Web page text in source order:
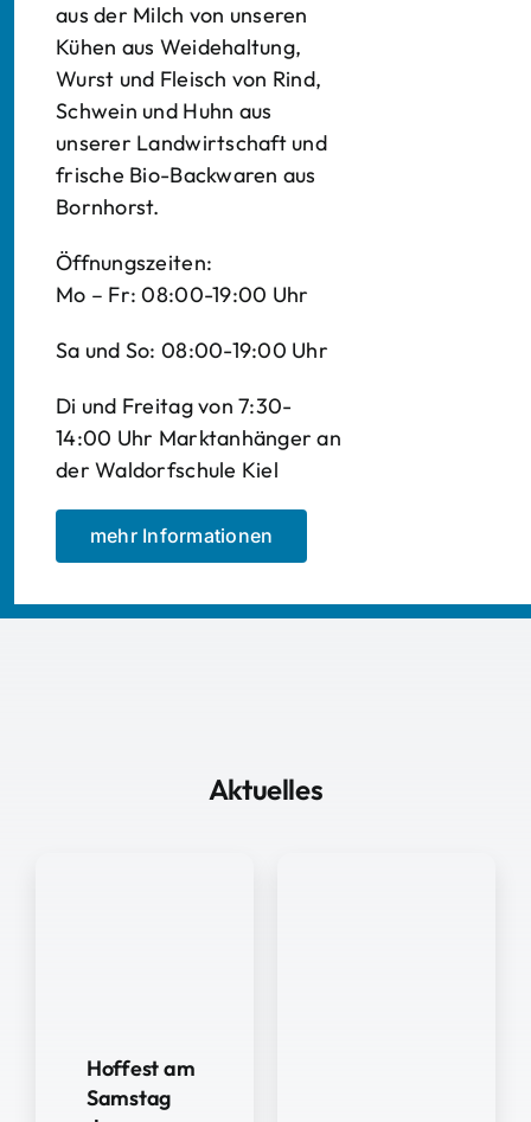
aus der Milch von unseren
Kühen aus Weidehaltung,
Wurst und Fleisch von Rind,
Schwein und Huhn aus
unserer Landwirtschaft und
frische Bio-Backwaren aus
Bornhorst.
Öffnungszeiten:
Mo – Fr: 08:00-19:00 Uhr
Sa und So: 08:00-19:00 Uhr
Di und Freitag von 7:30-
14:00 Uhr Marktanhänger an
der Waldorfschule Kiel
mehr Informationen
Aktuelles
Hoffest am
Samstag